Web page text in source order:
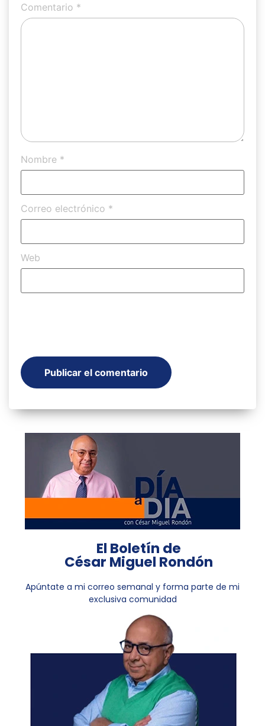
Comentario *
Nombre *
Correo electrónico *
Web
El Boletín de
César Miguel Rondón
Apúntate a mi correo semanal y forma parte de mi
exclusiva comunidad